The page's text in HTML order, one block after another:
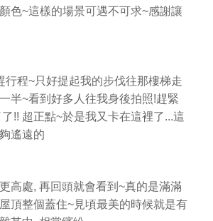
色~這樣的場景可遇不可求~感謝讓
行程~只好提起我的步伐往那樓梯走
半~看到好多人往我身後拍照!趕緊
!! 超正點~於是我又卡在這裡了...這
遙遠的
高處, 再回頭就會看到~真的是滿滿
頂整個蓋住~見頃最美的時候就是有